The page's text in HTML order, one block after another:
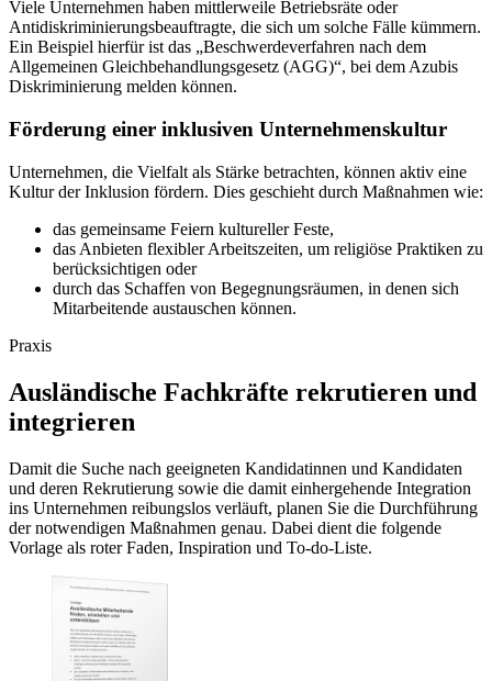
Viele Unternehmen haben mittlerweile Betriebsräte oder
Antidiskriminierungsbeauftragte, die sich um solche Fälle kümmern.
Ein Beispiel hierfür ist das „Beschwerdeverfahren nach dem
Allgemeinen Gleichbehandlungsgesetz (AGG)“, bei dem Azubis
Diskriminierung melden können.
Förderung einer inklusiven Unternehmenskultur
Unternehmen, die Vielfalt als Stärke betrachten, können aktiv eine
Kultur der Inklusion fördern. Dies geschieht durch Maßnahmen wie:
das gemeinsame Feiern kultureller Feste,
das Anbieten flexibler Arbeitszeiten, um religiöse Praktiken zu
berücksichtigen oder
durch das Schaffen von Begegnungsräumen, in denen sich
Mitarbeitende austauschen können.
Praxis
Ausländische Fachkräfte rekrutieren und
integrieren
Damit die Suche nach geeigneten Kandidatinnen und Kandidaten
und deren Rekrutierung sowie die damit einhergehende Integration
ins Unternehmen reibungslos verläuft, planen Sie die Durchführung
der notwendigen Maßnahmen genau. Dabei dient die folgende
Vorlage als roter Faden, Inspiration und To-do-Liste.